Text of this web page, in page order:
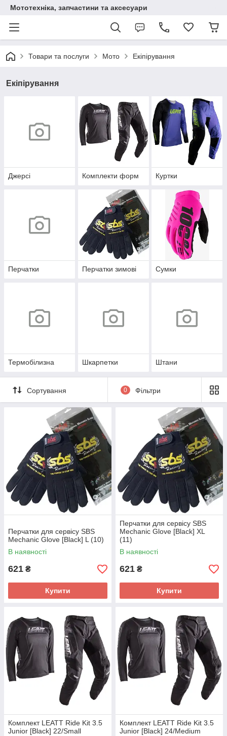
Мототехніка, запчастини та аксесуари
Товари та послуги Мото Екіпірування
Екіпірування
Джерсі Комплекти форм Куртки
Перчатки Перчатки зимові Сумки
Термобілизна Шкарпетки Штани
Сортування 0 Фільтри
Перчатки для сервісу SBS
Mechanic Glove [Black] L (10)
В наявності
621 ₴
Купити
Перчатки для сервісу SBS
Mechanic Glove [Black] XL
(11)
В наявності
621 ₴
Купити
Комплект LEATT Ride Kit 3.5
Junior [Black] 22/Small
Комплект LEATT Ride Kit 3.5
Junior [Black] 24/Medium